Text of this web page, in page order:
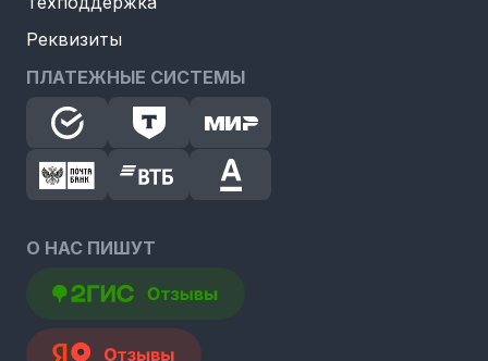
Реквизиты
ПЛАТЕЖНЫЕ СИСТЕМЫ
О НАС ПИШУТ